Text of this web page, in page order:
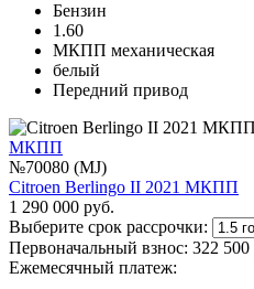
Бензин
1.60
МКПП механическая
белый
Передний привод
МКПП
№70080 (MJ)
Citroen Berlingo II 2021 МКПП
1 290 000 руб.
Выберите срок рассрочки:
Первоначальный взнос: 322 500
Ежемесячный платеж: